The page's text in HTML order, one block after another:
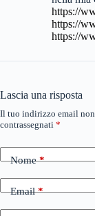
https://
https://
https://
Lascia una risposta
Il tuo indirizzo email non
contrassegnati *
Nome*
Email*